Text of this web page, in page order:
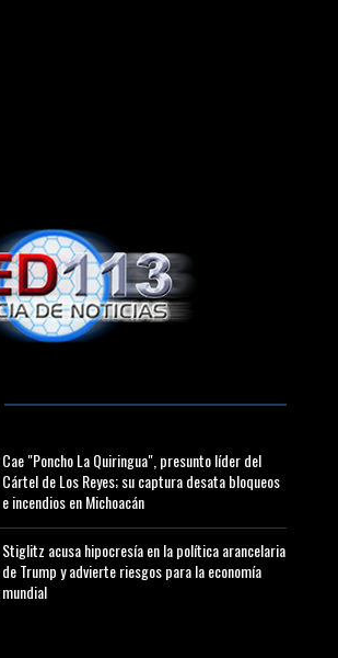
Cae "Poncho La Quiringua", presunto líder del
Cártel de Los Reyes; su captura desata bloqueos
e incendios en Michoacán
Stiglitz acusa hipocresía en la política arancelaria
de Trump y advierte riesgos para la economía
mundial